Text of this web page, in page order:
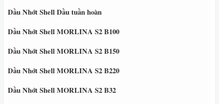
Dầu Nhớt Shell Dầu tuần hoàn
Dầu Nhớt Shell MORLINA S2 B100
Dầu Nhớt Shell MORLINA S2 B150
Dầu Nhớt Shell MORLINA S2 B220
Dầu Nhớt Shell MORLINA S2 B32